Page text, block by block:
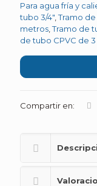
Para agua fría y
tubo 3/4" ,Tramo
metros ,Tramo de
de tubo CPVC de 3
Compartir en: